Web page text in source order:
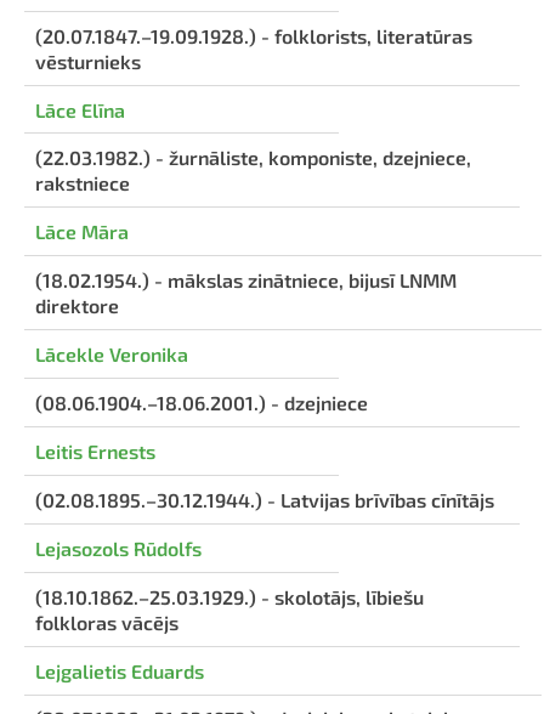
(20.07.1847.–19.09.1928.) - folklorists, literatūras
vēsturnieks
Lāce Elīna
(22.03.1982.) - žurnāliste, komponiste, dzejniece,
rakstniece
Lāce Māra
(18.02.1954.) - mākslas zinātniece, bijusī LNMM
direktore
Lācekle Veronika
(08.06.1904.–18.06.2001.) - dzejniece
Leitis Ernests
(02.08.1895.–30.12.1944.) - Latvijas brīvības cīnītājs
Lejasozols Rūdolfs
(18.10.1862.–25.03.1929.) - skolotājs, lībiešu
folkloras vācējs
Lejgalietis Eduards